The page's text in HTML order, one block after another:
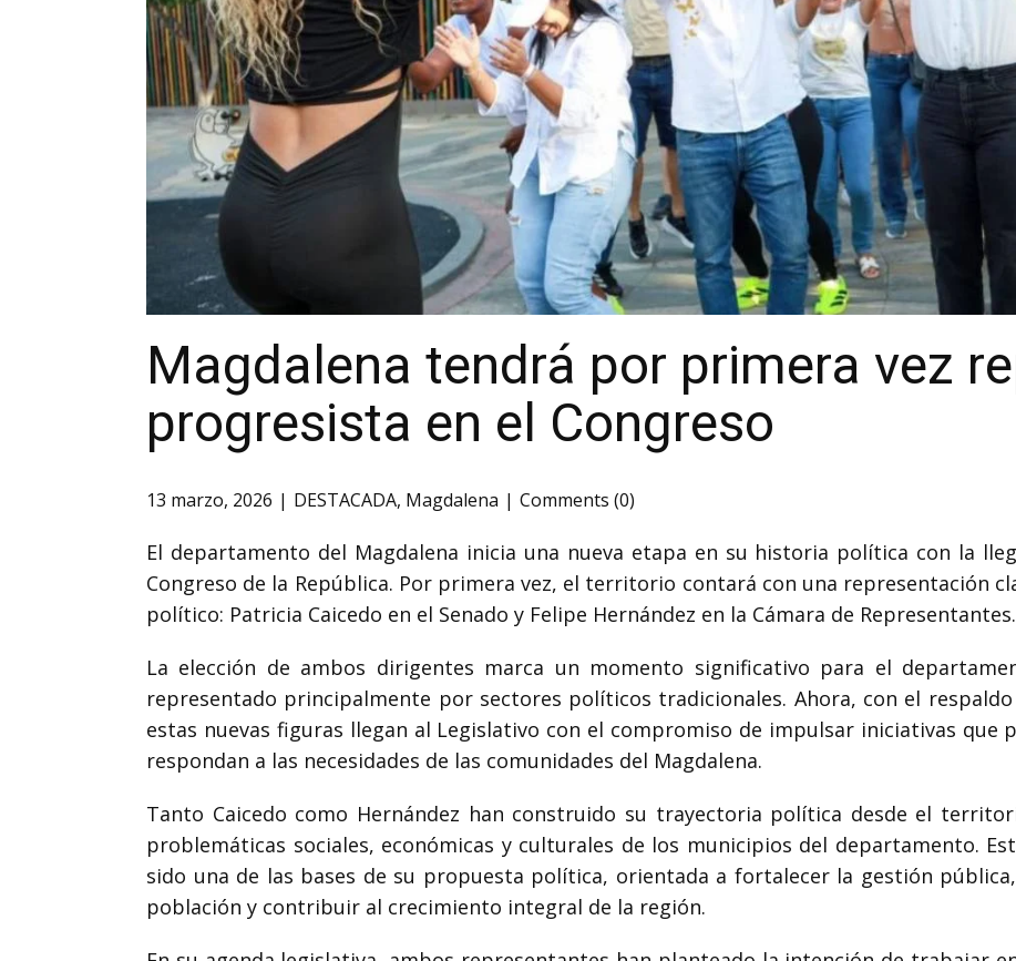
Magdalena tendrá por primera vez
progresista en el Congreso
13 marzo, 2026 DESTACADA, Magdalena Comments (0)
El departamento del Magdalena inicia una nueva etapa en su historia política con la
Congreso de la República. Por primera vez, el territorio contará con una representación
político: Patricia Caicedo en el Senado y Felipe Hernández en la Cámara de Representantes.
La elección de ambos dirigentes marca un momento significativo para el
representado principalmente por sectores políticos tradicionales. Ahora, con el
estas nuevas figuras llegan al Legislativo con el compromiso de impulsar iniciativas que
respondan a las necesidades de las comunidades del Magdalena.
Tanto Caicedo como Hernández han construido su trayectoria política desde el
problemáticas sociales, económicas y culturales de los municipios del departamento.
sido una de las bases de su propuesta política, orientada a fortalecer la gestión
población y contribuir al crecimiento integral de la región.